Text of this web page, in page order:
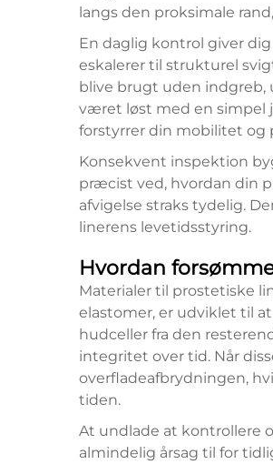
langs den proksimale
En daglig kontrol giver
eskalerer til strukturel
blive brugt uden indgreb,
været løst med en simpel
forstyrrer din mobilitet og
Konsekvent inspektion
præcist ved, hvordan din
afvigelse straks tydelig.
linerens levetidsstyring.
Hvordan
Materialer til prostetiske
elastomer, er udviklet til
hudceller fra den
integritet over tid. Når
overfladeafbrydningen,
tiden.
At undlade at kontrollere
almindelig årsag til for